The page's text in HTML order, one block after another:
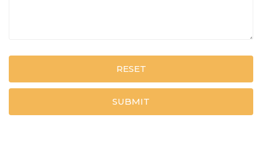
RESET
SUBMIT